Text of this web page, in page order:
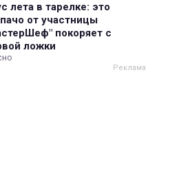
лета в тарелке: это
от участницы
покоряет с
ложки